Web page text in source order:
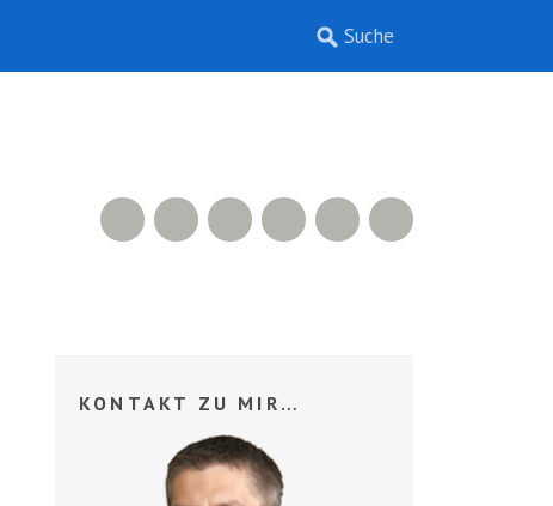
Facebook
500px
LinkedIn
Xing
RSS Feed
KONTAKT ZU MIR…